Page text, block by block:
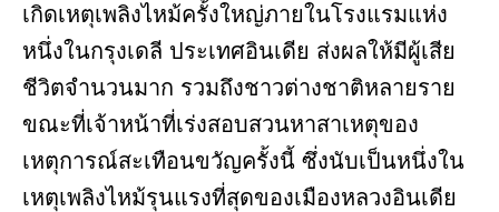
เกิดเหตุเพลิงไหม้ครั้งใหญ่ภายในโรงแรมแห่ง
หนึ่งในกรุงเดลี ประเทศอินเดีย ส่งผลให้มีผู้เสีย
ชีวิตจำนวนมาก รวมถึงชาวต่างชาติหลายราย
ขณะที่เจ้าหน้าที่เร่งสอบสวนหาสาเหตุของ
เหตุการณ์สะเทือนขวัญครั้งนี้ ซึ่งนับเป็นหนึ่งใน
เหตุเพลิงไหม้รุนแรงที่สุดของเมืองหลวงอินเดีย